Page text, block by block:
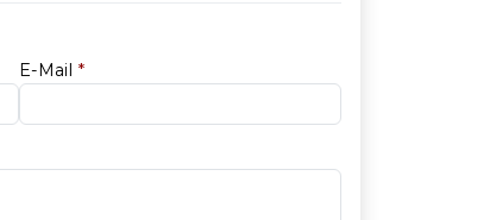
E-Mail *